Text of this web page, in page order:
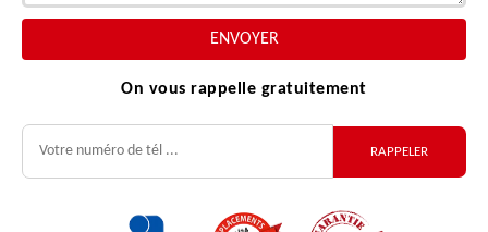
On vous rappelle gratuitement